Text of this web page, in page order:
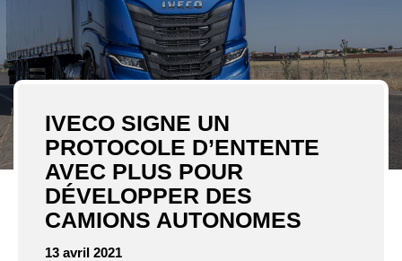
IVECO SIGNE UN
PROTOCOLE D’ENTENTE
AVEC PLUS POUR
DÉVELOPPER DES
CAMIONS AUTONOMES
13 avril 2021